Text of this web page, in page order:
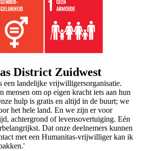
District Zuidwest
een landelijke vrijwilligersorganisatie.
om op eigen kracht iets aan hun
hulp is gratis en altijd in de buurt; we
het hele land. En we zijn er voor
achtergrond of levensovertuiging. Eén
Dat onze deelnemers kunnen
met een Humanitas-vrijwilliger kan ik